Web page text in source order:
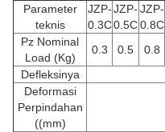
Parameter
teknis
JZP-
0.3C
JZP-
0.5C
JZP-
0.8C
Pz Nominal
Load (Kg)
0.3 0.5 0.8
Defleksinya
Deformasi
Perpindahan
((mm)